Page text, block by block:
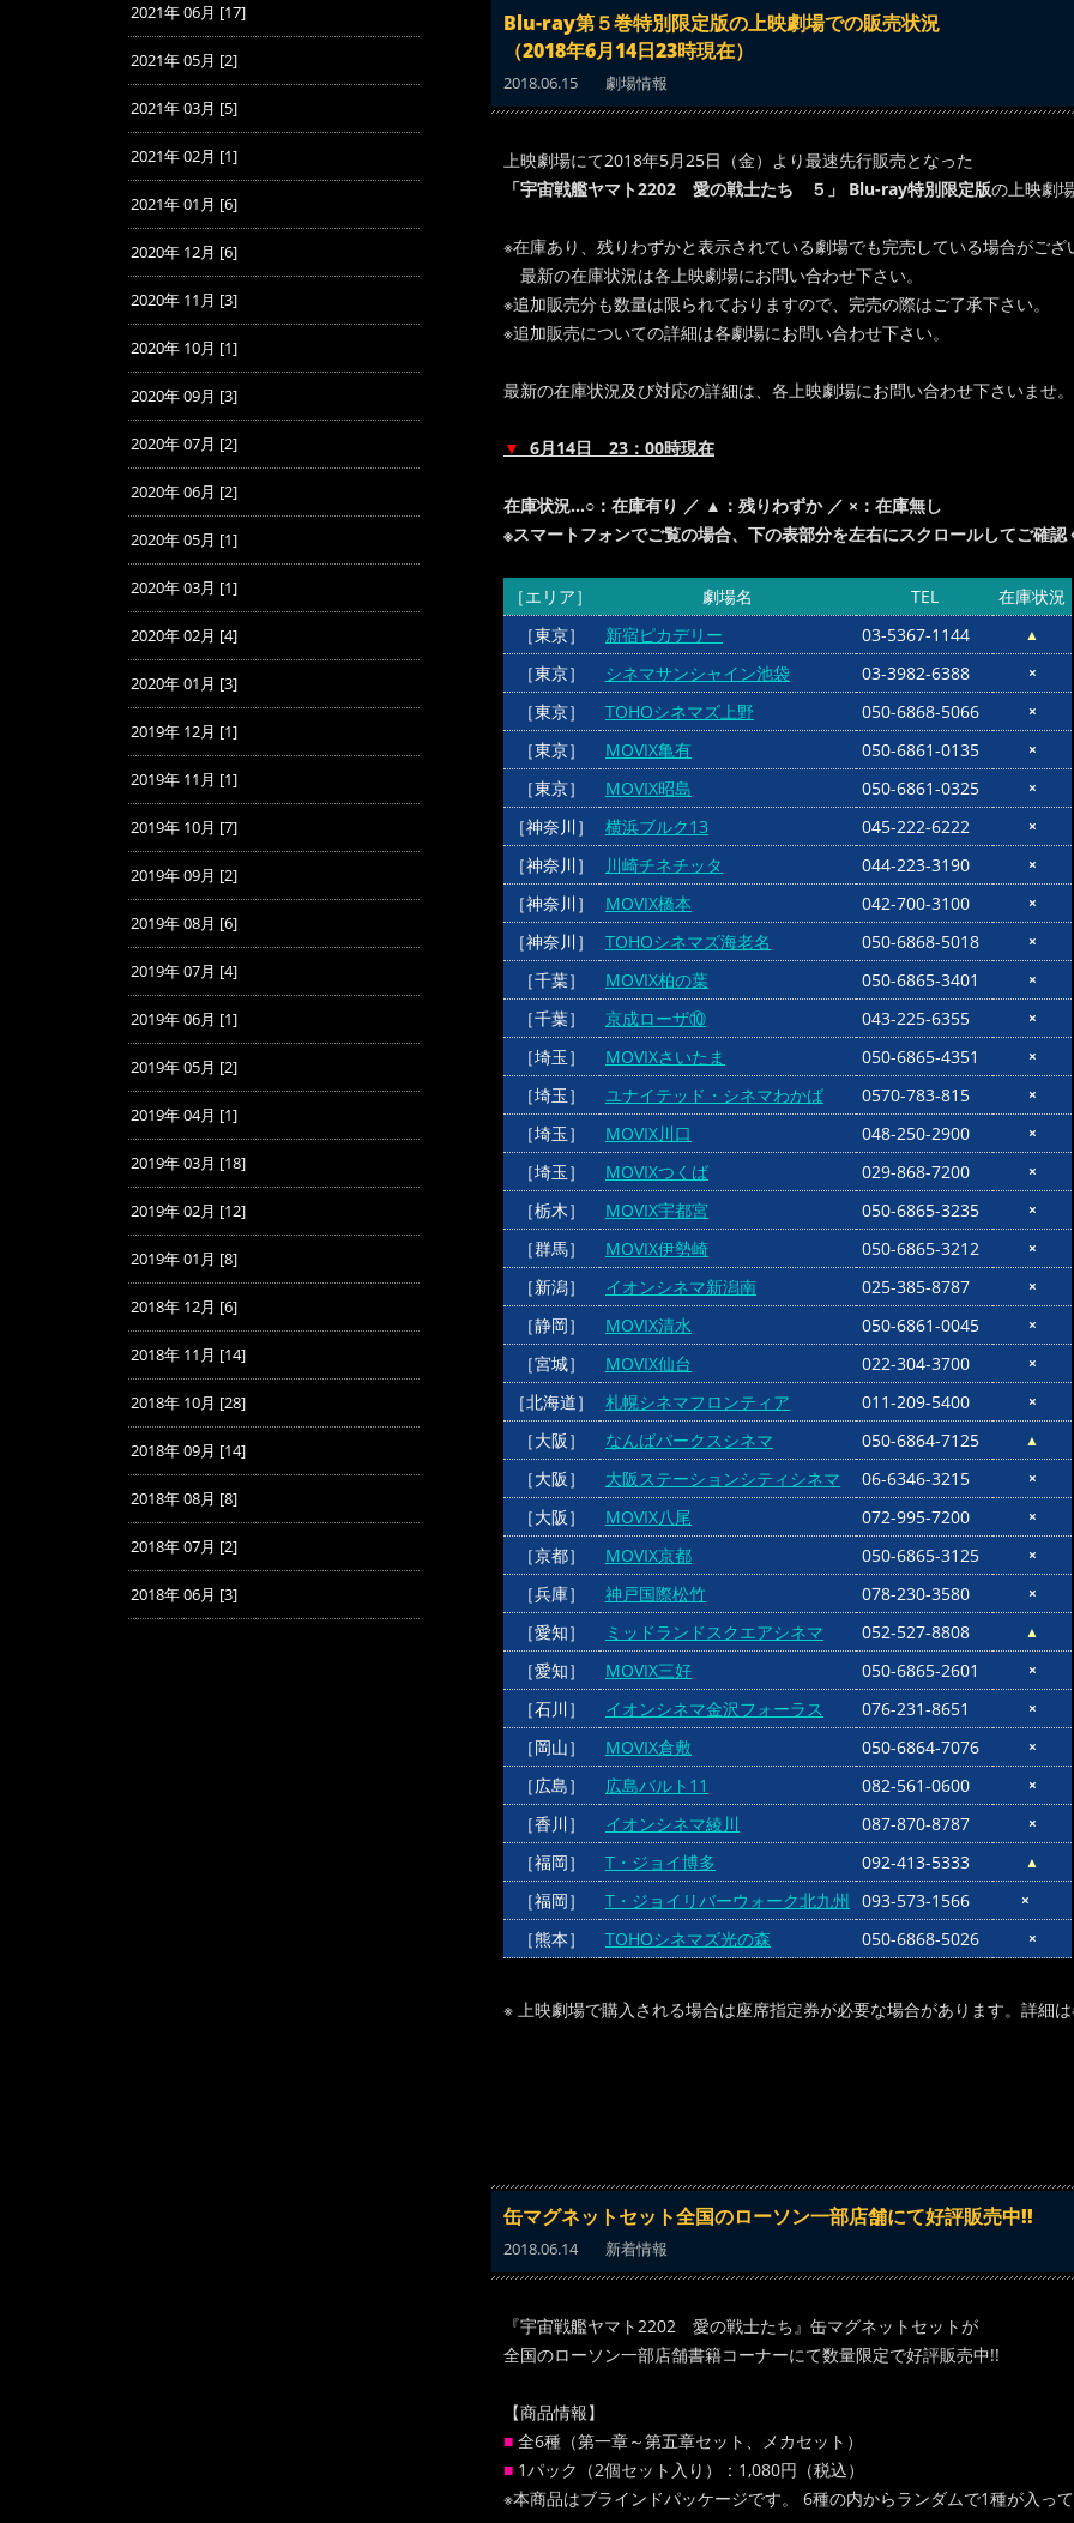
Blu-ray第５巻特別限定版の上映劇場での販売状況
（2018年6月14日23時現在）
2018.06.15 劇場情報
上映劇場にて2018年5月25日（金）より最速先行販売となった
「宇宙戦艦ヤマト2202 愛の戦士たち ５」 Blu-ray特別限定版の上映劇
※在庫あり、残りわずかと表示されている劇場でも完売している場合がござ
最新の在庫状況は各上映劇場にお問い合わせ下さい。
※追加販売分も数量は限られておりますので、完売の際はご了承下さい。
※追加販売についての詳細は各劇場にお問い合わせ下さい。
最新の在庫状況及び対応の詳細は、各上映劇場にお問い合わせ下さいませ。
▼ 6月14日 23：00時現在
在庫状況…○：在庫有り ／ ▲：残りわずか ／ ×：在庫無し
※スマートフォンでご覧の場合、下の表部分を左右にスクロールしてご確認
［エリア］ 劇場名 TEL
在庫状況
［東京］
新宿ピカデリー 03-5367-1144 ▲
［東京］ シネマサンシャイン池袋 03-3982-6388 ×
［東京］ TOHOシネマズ上野 050-6868-5066 ×
［東京］ MOVIX亀有 050-6861-0135 ×
［東京］ MOVIX昭島 050-6861-0325 ×
［神奈川］ 横浜ブルク13 045-222-6222 ×
［神奈川］ 川崎チネチッタ 044-223-3190 ×
［神奈川］ MOVIX橋本 042-700-3100 ×
［神奈川］ TOHOシネマズ海老名 050-6868-5018 ×
［千葉］ MOVIX柏の葉 050-6865-3401 ×
［千葉］ 京成ローザ⑩ 043-225-6355 ×
［埼玉］ MOVIXさいたま 050-6865-4351 ×
［埼玉］ ユナイテッド・シネマわかば 0570-783-815 ×
［埼玉］ MOVIX川口 048-250-2900 ×
［埼玉］ MOVIXつくば 029-868-7200 ×
［栃木］ MOVIX宇都宮 050-6865-3235 ×
［群馬］ MOVIX伊勢崎 050-6865-3212 ×
［新潟］ イオンシネマ新潟南 025-385-8787 ×
［静岡］ MOVIX清水 050-6861-0045 ×
［宮城］ MOVIX仙台 022-304-3700 ×
［北海道］ 札幌シネマフロンティア 011-209-5400 ×
［大阪］ なんばパークスシネマ 050-6864-7125 ▲
［大阪］ 大阪ステーションシティシネマ 06-6346-3215 ×
［大阪］ MOVIX八尾 072-995-7200 ×
［京都］ MOVIX京都 050-6865-3125 ×
［兵庫］ 神戸国際松竹 078-230-3580 ×
［愛知］ ミッドランドスクエアシネマ 052-527-8808 ▲
［愛知］ MOVIX三好 050-6865-2601 ×
［石川］ イオンシネマ金沢フォーラス 076-231-8651 ×
［岡山］ MOVIX倉敷 050-6864-7076 ×
［広島］ 広島バルト11 082-561-0600 ×
［香川］ イオンシネマ綾川 087-870-8787 ×
［福岡］ T・ジョイ博多 092-413-5333 ▲
［福岡］ T・ジョイリバーウォーク北九州 093-573-1566 ×
［熊本］ TOHOシネマズ光の森 050-6868-5026 ×
※ 上映劇場で購入される場合は座席指定券が必要な場合があります。詳細
缶マグネットセット全国のローソン一部店舗にて好評販売中!!
2018.06.14 新着情報
『宇宙戦艦ヤマト2202 愛の戦士たち』缶マグネットセットが
全国のローソン一部店舗書籍コーナーにて数量限定で好評販売中!!
【商品情報】
■ 全6種（第一章～第五章セット、メカセット）
■ 1パック（2個セット入り）：1,080円（税込）
※本商品はブラインドパッケージです。 6種の内からランダムで1種が入って
2021年 06月 [17]
2021年 05月 [2]
2021年 03月 [5]
2021年 02月 [1]
2021年 01月 [6]
2020年 12月 [6]
2020年 11月 [3]
2020年 10月 [1]
2020年 09月 [3]
2020年 07月 [2]
2020年 06月 [2]
2020年 05月 [1]
2020年 03月 [1]
2020年 02月 [4]
2020年 01月 [3]
2019年 12月 [1]
2019年 11月 [1]
2019年 10月 [7]
2019年 09月 [2]
2019年 08月 [6]
2019年 07月 [4]
2019年 06月 [1]
2019年 05月 [2]
2019年 04月 [1]
2019年 03月 [18]
2019年 02月 [12]
2019年 01月 [8]
2018年 12月 [6]
2018年 11月 [14]
2018年 10月 [28]
2018年 09月 [14]
2018年 08月 [8]
2018年 07月 [2]
2018年 06月 [3]